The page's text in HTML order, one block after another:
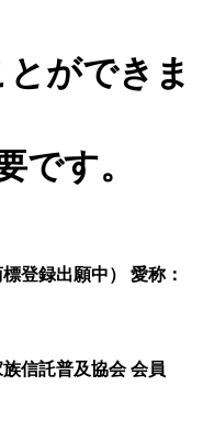
ができま
です。
登録出願中） 愛称：
託普及協会 会員